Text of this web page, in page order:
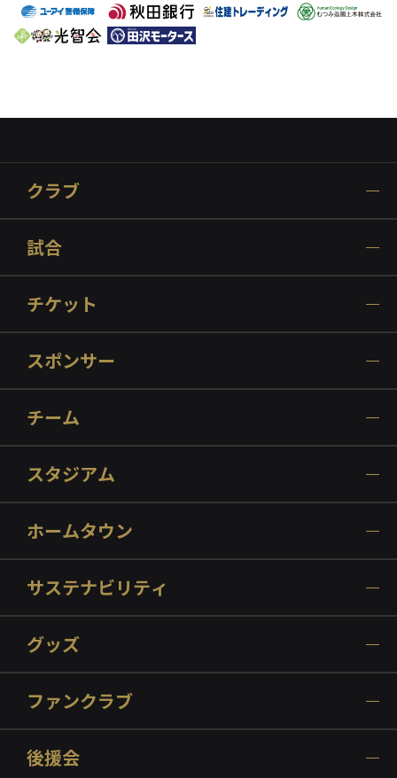
クラブ
試合
チケット
スポンサー
チーム
スタジアム
ホームタウン
サステナビリティ
グッズ
ファンクラブ
後援会